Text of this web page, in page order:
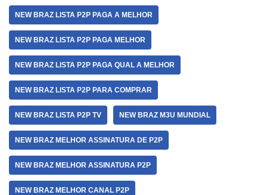
NEW BRAZ LISTA P2P PAGA A MELHOR
NEW BRAZ LISTA P2P PAGA MELHOR
NEW BRAZ LISTA P2P PAGA QUAL A MELHOR
NEW BRAZ LISTA P2P PARA COMPRAR
NEW BRAZ LISTA P2P TV NEW BRAZ M3U MUNDIAL
NEW BRAZ MELHOR ASSINATURA DE P2P
NEW BRAZ MELHOR ASSINATURA P2P
NEW BRAZ MELHOR CANAL P2P